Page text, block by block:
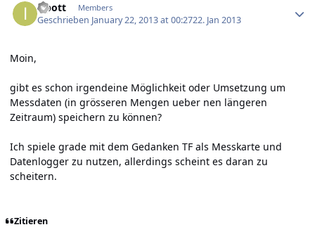
ispott Members
Geschrieben January 22, 2013 at 00:2722. Jan 2013
Moin,
gibt es schon irgendeine Möglichkeit oder Umsetzung um
Messdaten (in grösseren Mengen ueber nen längeren
Zeitraum) speichern zu können?
Ich spiele grade mit dem Gedanken TF als Messkarte und
Datenlogger zu nutzen, allerdings scheint es daran zu
scheitern.
Zitieren